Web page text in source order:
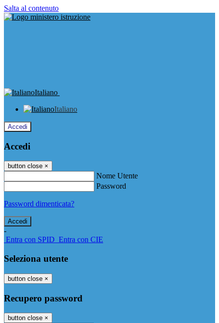
Salta al contenuto
Italiano
Italiano
Accedi
Accedi
button close ×
Nome Utente
Password
Password dimenticata?
-
Entra con SPID Entra con CIE
Seleziona utente
button close ×
Recupero password
button close ×